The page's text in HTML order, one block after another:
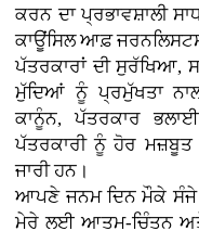
ਕਰਨ ਦਾ ਪ੍ਰਭਾਵਸ਼ਾਲੀ
ਕਾਊਂਸਿਲ ਆਫ਼
ਪੱਤਰਕਾਰਾਂ ਦੀ ਸੁਰੱਖਿਆ,
ਮੁੱਦਿਆਂ ਨੂੰ ਪ੍ਰਮੁੱਖਤਾ
ਕਾਨੂੰਨ, ਪੱਤਰਕਾਰ
ਪੱਤਰਕਾਰੀ ਨੂੰ ਹੋਰ
ਜਾਰੀ ਹਨ।
ਆਪਣੇ ਜਨਮ ਦਿਨ ਮੌਕੇ ਸੰਜੇ
ਮੇਰੇ ਲਈ ਆਤਮ-ਚਿੰਤਨ